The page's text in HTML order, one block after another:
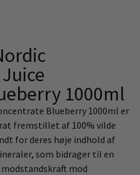
1000ml
Blueberry 1000ml er
fremstillet af 100% vilde
for deres høje indhold af
som bidrager til en
mod